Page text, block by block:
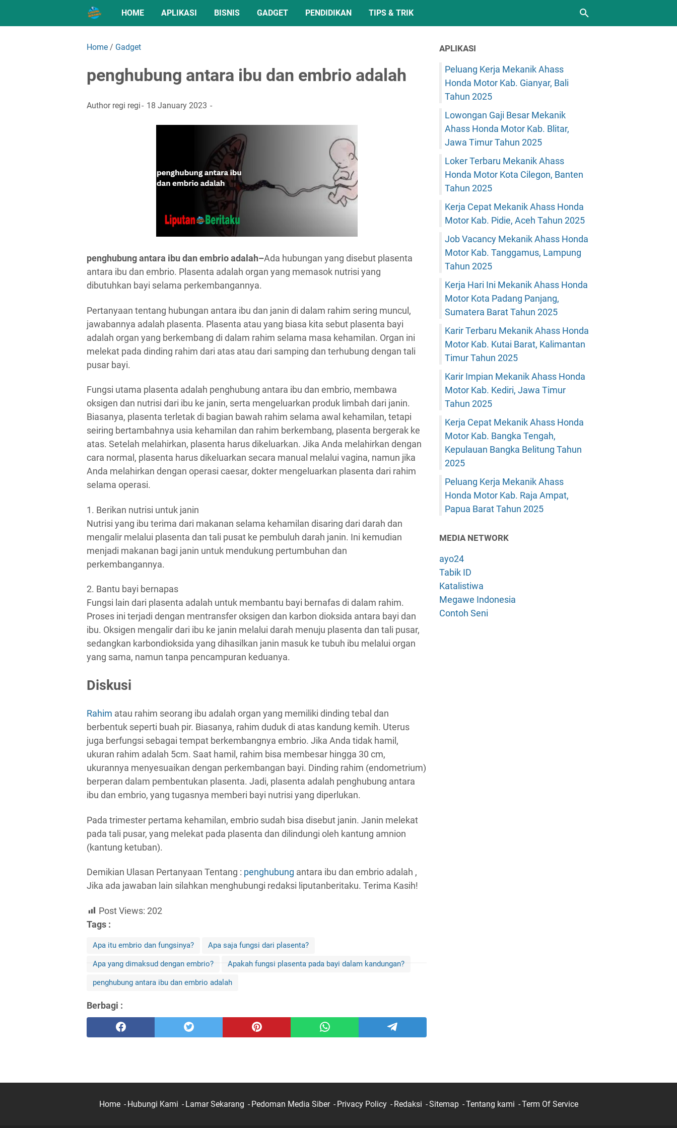
HOME APLIKASI BISNIS GADGET PENDIDIKAN TIPS & TRIK
Home / Gadget
penghubung antara ibu dan embrio adalah
Author regi regi 18 January 2023
penghubung antara ibu dan embrio adalah–Ada hubungan yang disebut plasenta
antara ibu dan embrio. Plasenta adalah organ yang memasok nutrisi yang
dibutuhkan bayi selama perkembangannya.
Pertanyaan tentang hubungan antara ibu dan janin di dalam rahim sering muncul,
jawabannya adalah plasenta. Plasenta atau yang biasa kita sebut plasenta bayi
adalah organ yang berkembang di dalam rahim selama masa kehamilan. Organ ini
melekat pada dinding rahim dari atas atau dari samping dan terhubung dengan tali
pusar bayi.
Fungsi utama plasenta adalah penghubung antara ibu dan embrio, membawa
oksigen dan nutrisi dari ibu ke janin, serta mengeluarkan produk limbah dari janin.
Biasanya, plasenta terletak di bagian bawah rahim selama awal kehamilan, tetapi
seiring bertambahnya usia kehamilan dan rahim berkembang, plasenta bergerak ke
atas. Setelah melahirkan, plasenta harus dikeluarkan. Jika Anda melahirkan dengan
cara normal, plasenta harus dikeluarkan secara manual melalui vagina, namun jika
Anda melahirkan dengan operasi caesar, dokter mengeluarkan plasenta dari rahim
selama operasi.
1. Berikan nutrisi untuk janin
Nutrisi yang ibu terima dari makanan selama kehamilan disaring dari darah dan
mengalir melalui plasenta dan tali pusat ke pembuluh darah janin. Ini kemudian
menjadi makanan bagi janin untuk mendukung pertumbuhan dan
perkembangannya.
2. Bantu bayi bernapas
Fungsi lain dari plasenta adalah untuk membantu bayi bernafas di dalam rahim.
Proses ini terjadi dengan mentransfer oksigen dan karbon dioksida antara bayi dan
ibu. Oksigen mengalir dari ibu ke janin melalui darah menuju plasenta dan tali pusar,
sedangkan karbondioksida yang dihasilkan janin masuk ke tubuh ibu melalui organ
yang sama, namun tanpa pencampuran keduanya.
Diskusi
Rahim atau rahim seorang ibu adalah organ yang memiliki dinding tebal dan
berbentuk seperti buah pir. Biasanya, rahim duduk di atas kandung kemih. Uterus
juga berfungsi sebagai tempat berkembangnya embrio. Jika Anda tidak hamil,
ukuran rahim adalah 5cm. Saat hamil, rahim bisa membesar hingga 30 cm,
ukurannya menyesuaikan dengan perkembangan bayi. Dinding rahim (endometrium)
berperan dalam pembentukan plasenta. Jadi, plasenta adalah penghubung antara
ibu dan embrio, yang tugasnya memberi bayi nutrisi yang diperlukan.
Pada trimester pertama kehamilan, embrio sudah bisa disebut janin. Janin melekat
pada tali pusar, yang melekat pada plasenta dan dilindungi oleh kantung amnion
(kantung ketuban).
Demikian Ulasan Pertanyaan Tentang : penghubung antara ibu dan embrio adalah ,
Jika ada jawaban lain silahkan menghubungi redaksi liputanberitaku. Terima Kasih!
Post Views: 202
Tags :
Apa itu embrio dan fungsinya? Apa saja fungsi dari plasenta?
Apa yang dimaksud dengan embrio? Apakah fungsi plasenta pada bayi dalam kandungan?
penghubung antara ibu dan embrio adalah
Berbagi :
APLIKASI
Peluang Kerja Mekanik Ahass
Honda Motor Kab. Gianyar, Bali
Tahun 2025
Lowongan Gaji Besar Mekanik
Ahass Honda Motor Kab. Blitar,
Jawa Timur Tahun 2025
Loker Terbaru Mekanik Ahass
Honda Motor Kota Cilegon, Banten
Tahun 2025
Kerja Cepat Mekanik Ahass Honda
Motor Kab. Pidie, Aceh Tahun 2025
Job Vacancy Mekanik Ahass Honda
Motor Kab. Tanggamus, Lampung
Tahun 2025
Kerja Hari Ini Mekanik Ahass Honda
Motor Kota Padang Panjang,
Sumatera Barat Tahun 2025
Karir Terbaru Mekanik Ahass Honda
Motor Kab. Kutai Barat, Kalimantan
Timur Tahun 2025
Karir Impian Mekanik Ahass Honda
Motor Kab. Kediri, Jawa Timur
Tahun 2025
Kerja Cepat Mekanik Ahass Honda
Motor Kab. Bangka Tengah,
Kepulauan Bangka Belitung Tahun
2025
Peluang Kerja Mekanik Ahass
Honda Motor Kab. Raja Ampat,
Papua Barat Tahun 2025
MEDIA NETWORK
ayo24
Tabik ID
Katalistiwa
Megawe Indonesia
Contoh Seni
Home Hubungi Kami Lamar Sekarang Pedoman Media Siber Privacy Policy Redaksi Sitemap Tentang kami Term Of Service